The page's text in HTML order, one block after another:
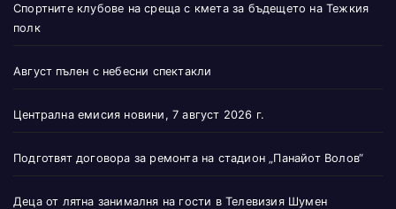
Спортните клубове на среща с кмета за бъдещето на Тежкия
полк
Август пълен с небесни спектакли
Централна емисия новини, 7 август 2026 г.
Подготвят договора за ремонта на стадион „Панайот Волов“
Деца от лятна занималня на гости в Телевизия Шумен